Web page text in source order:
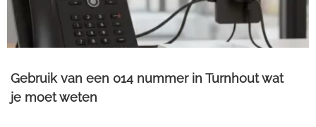
Gebruik van een 014 nummer in Turnhout wat
je moet weten